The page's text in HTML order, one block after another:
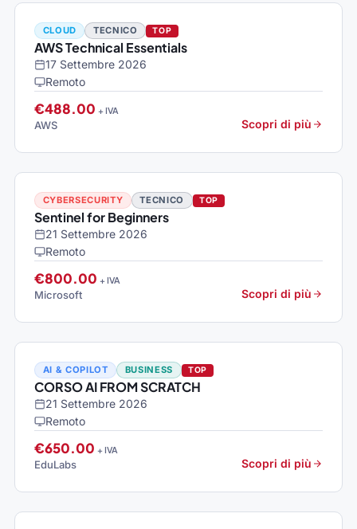
CLOUD TECNICO TOP
AWS Technical Essentials
17 Settembre 2026
Remoto
€488.00 + IVA
AWS Scopri di più
CYBERSECURITY TECNICO TOP
Sentinel for Beginners
21 Settembre 2026
Remoto
€800.00 + IVA
Microsoft Scopri di più
AI & COPILOT BUSINESS TOP
CORSO AI FROM SCRATCH
21 Settembre 2026
Remoto
€650.00 + IVA
EduLabs Scopri di più